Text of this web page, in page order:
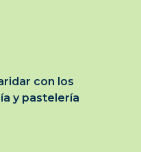
con los
y pastelería